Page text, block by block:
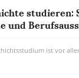
studieren:
und